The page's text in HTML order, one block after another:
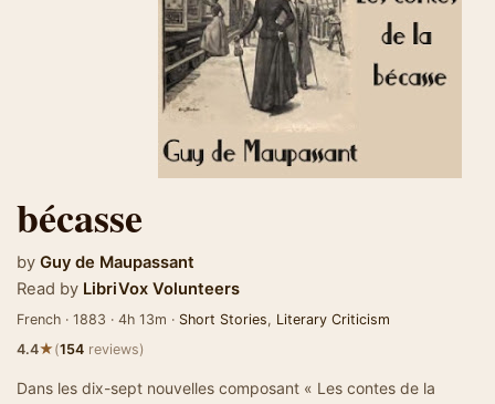
bécasse
by Guy de Maupassant
Read by LibriVox Volunteers
French · 1883 · 4h 13m · Short Stories, Literary Criticism
4.4★(154 reviews)
Dans les dix-sept nouvelles composant « Les contes de la